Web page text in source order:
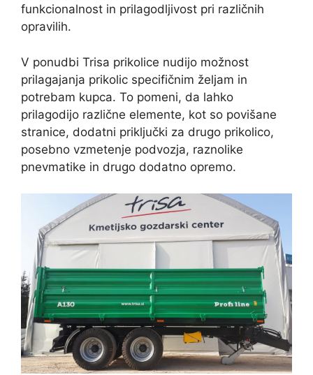
funkcionalnost in prilagodljivost pri različnih
opravilih.
V ponudbi Trisa prikolice nudijo možnost
prilagajanja prikolic specifičnim željam in
potrebam kupca. To pomeni, da lahko
prilagodijo različne elemente, kot so povišane
stranice, dodatni priključki za drugo prikolico,
posebno vzmetenje podvozja, raznolike
pnevmatike in drugo dodatno opremo.